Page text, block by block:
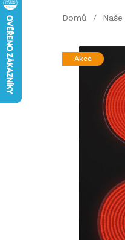
Domů /
Akce